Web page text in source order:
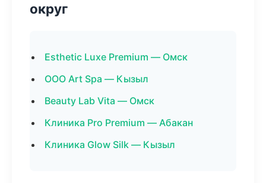
округ
Esthetic Luxe Premium — Омск
ООО Art Spa — Кызыл
Beauty Lab Vita — Омск
Клиника Pro Premium — Абакан
Клиника Glow Silk — Кызыл